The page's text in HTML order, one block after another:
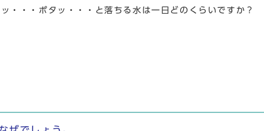
・・・ポタッ・・・と落ちる水は一日どのくらいですか？